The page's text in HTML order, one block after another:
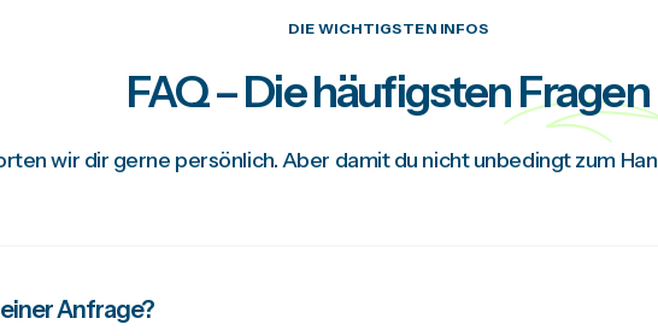
DIE WICHTIGSTEN INFOS
FAQ – Die häufigstenFragen
wir dir gerne persönlich. Aber damit du nicht unbedingt zum
Anfrage?